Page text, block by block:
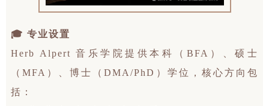
🎓 专业设置
Herb Alpert 音乐学院提供本科（BFA）、硕士
（MFA）、博士（DMA/PhD）学位，核心方向包
括：